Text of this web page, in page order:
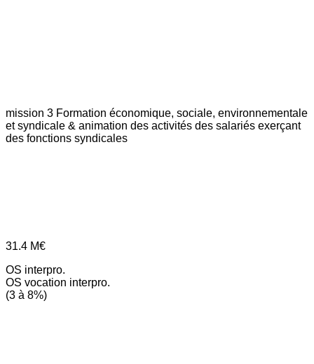
mission 3 Formation économique, sociale, environnementale
et syndicale & animation des activités des salariés exerçant
des fonctions syndicales
31.4 M€
OS interpro.
OS vocation interpro.
(3 à 8%)